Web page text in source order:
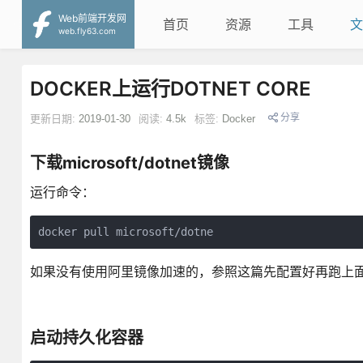
Web前端开发网
web.fly63.com
首页 资源 工具
DOCKER上运行DOTNET CORE
更新日期: 2019-01-30 阅读: 4.5k 标签: Docker 分享
下载microsoft/dotnet镜像
运行命令：
docker pull microsoft/dotne
如果没有使用阿里镜像加速的，参照这篇先配置好再
启动持久化容器